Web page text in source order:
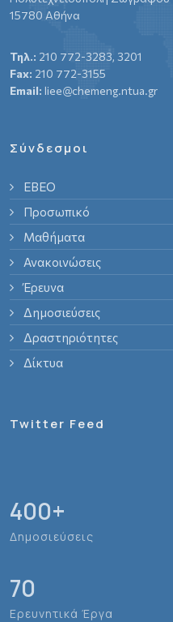
15780 Αθήνα
Τηλ.: 210 772-3283, 3201
Fax: 210 772-3155
Email: liee@chemeng.ntua.gr
Σύνδεσμοι
ΕΒΕΟ
Προσωπικό
Μαθήματα
Ανακοινώσεις
Έρευνα
Δημοσιεύσεις
Δραστηριότητες
Δίκτυα
Twitter Feed
400+
Δημοσιεύσεις
70
Ερευνητικά Έργα